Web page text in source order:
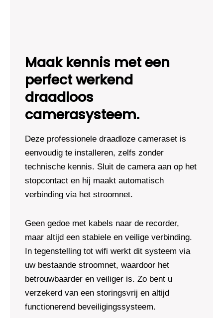
Maak kennis met een
perfect werkend
draadloos
camerasysteem.
Deze professionele draadloze cameraset is
eenvoudig te installeren, zelfs zonder
technische kennis. Sluit de camera aan op het
stopcontact en hij maakt automatisch
verbinding via het stroomnet.
Geen gedoe met kabels naar de recorder,
maar altijd een stabiele en veilige verbinding.
In tegenstelling tot wifi werkt dit systeem via
uw bestaande stroomnet, waardoor het
betrouwbaarder en veiliger is. Zo bent u
verzekerd van een storingsvrij en altijd
functionerend beveiligingssysteem.